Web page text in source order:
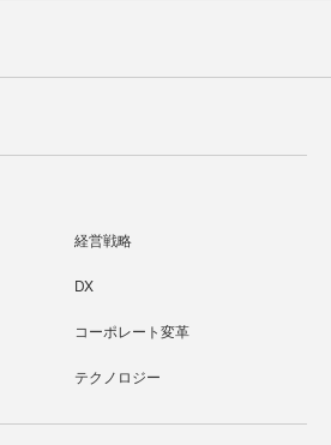
経営戦略
DX
コーポレート変革
テクノロジー